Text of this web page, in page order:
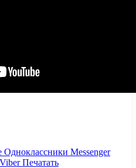
Одноклассники Messenger
Viber Печатать